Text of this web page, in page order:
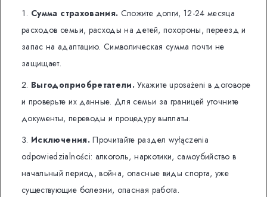
Сумма страхования. Сложите долги, 12-24 месяца
расходов семьи, расходы на детей, похороны, переезд и
запас на адаптацию. Символическая сумма почти не
защищает.
Выгодоприобретатели. Укажите uposażeni в договоре
и проверьте их данные. Для семьи за границей уточните
документы, переводы и процедуру выплаты.
Исключения.Прочитайте раздел wyłączenia
odpowiedzialności: алкоголь, наркотики, самоубийство в
начальный период, война, опасные виды спорта, уже
существующие болезни, опасная работа.